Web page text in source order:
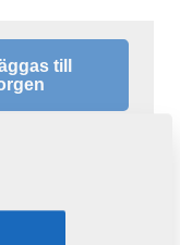
till
pris och
produkt med